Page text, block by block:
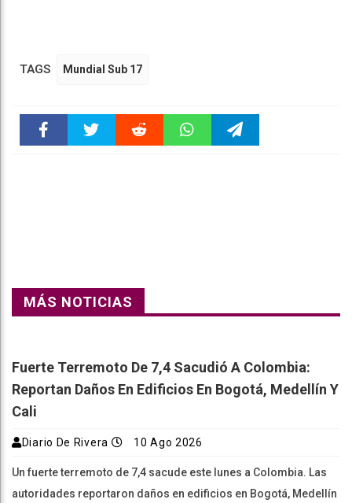
TAGS Mundial Sub 17
MÁS NOTICIAS
Fuerte Terremoto De 7,4 Sacudió A Colombia:
Reportan Daños En Edificios En Bogotá, Medellín Y
Cali
Diario De Rivera 10 Ago 2026
Un fuerte terremoto de 7,4 sacude este lunes a Colombia. Las
autoridades reportaron daños en edificios en Bogotá, Medellín